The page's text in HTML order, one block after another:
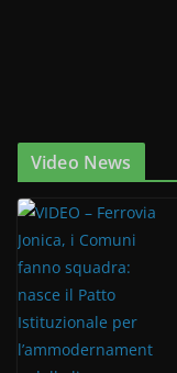
Video News